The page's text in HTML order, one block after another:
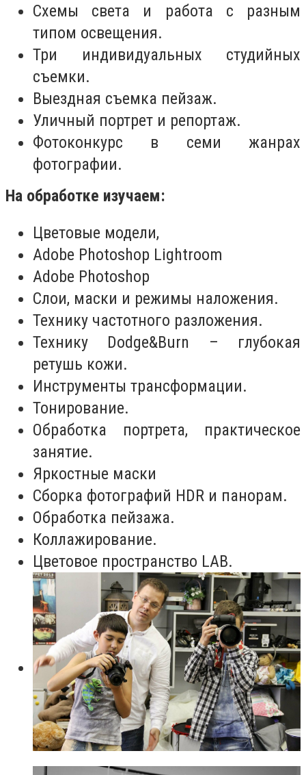
Схемы света и работа с разным
типом освещения.
Три индивидуальных студийных
съемки.
Выездная съемка пейзаж.
Уличный портрет и репортаж.
Фотоконкурс в семи жанрах
фотографии.
На обработке изучаем:
Цветовые модели,
Adobe Photoshop Lightroom
Adobe Photoshop
Слои, маски и режимы наложения.
Технику частотного разложения.
Технику Dodge&Burn – глубокая
ретушь кожи.
Инструменты трансформации.
Тонирование.
Обработка портрета, практическое
занятие.
Яркостные маски
Сборка фотографий HDR и панорам.
Обработка пейзажа.
Коллажирование.
Цветовое пространство LAB.